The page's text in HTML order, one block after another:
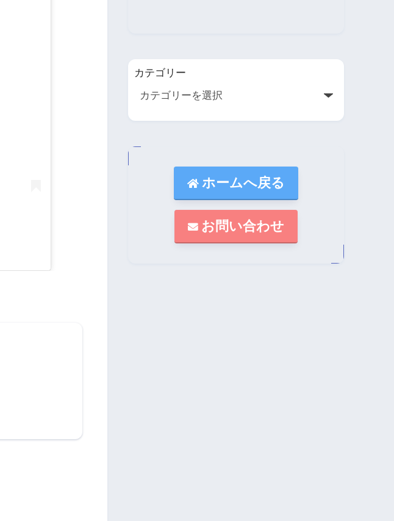
カテゴリー
ホームへ戻る
お問い合わせ